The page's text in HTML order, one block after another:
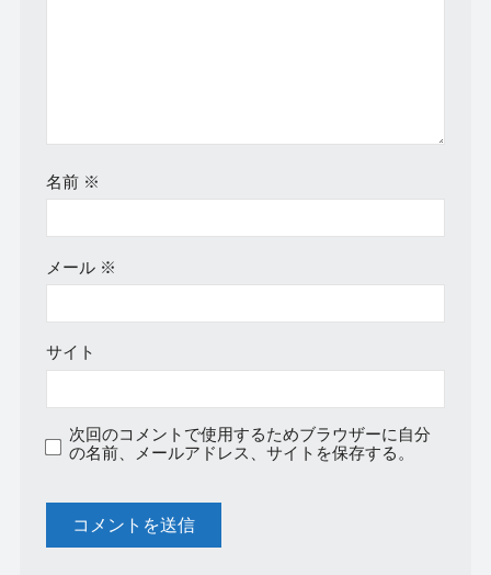
名前 ※
メール ※
サイト
次回のコメントで使用するためブラウザーに自分
の名前、メールアドレス、サイトを保存する。